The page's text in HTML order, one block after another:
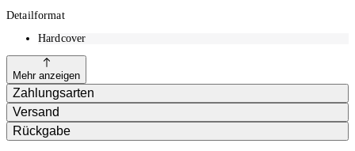
Detailformat
Hardcover
Mehr anzeigen
Zahlungsarten
Versand
Rückgabe